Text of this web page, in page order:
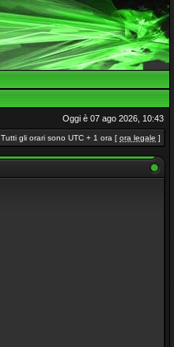
Oggi è 07 ago 2026, 10:43
Tutti gli orari sono UTC + 1 ora [ ora legale ]